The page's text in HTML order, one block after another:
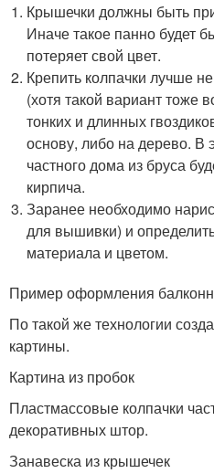
Крышечки должны быть
Иначе такое панно будет
потеряет свой цвет.
Крепить колпачки лучше
(хотя такой вариант тоже
тонких и длинных
основу, либо на дерево. В
частного дома из бруса
кирпича.
Заранее необходимо
для вышивки) и
материала и цветом.
Пример оформления
По такой же технологии
картины.
Картина из пробок
Пластмассовые колпачки
декоративных штор.
Занавеска из крышечек